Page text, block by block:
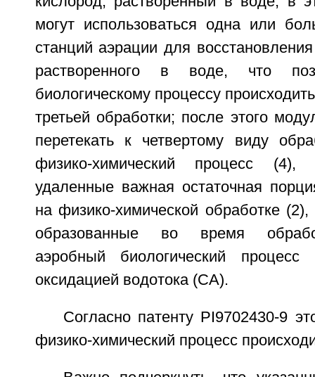
могут использоваться одна или
станций аэрации для
растворенного в воде, что
биологическому процессу
третьей обработки; после этого
перетекать к четвертому виду
физико-химический процесс
удаленные важная остаточная
на физико-химической обработке
образованные во время
аэробный биологический
оксидацией водотока (СА).
Согласно патенту PI9702430-9
физико-химический процесс